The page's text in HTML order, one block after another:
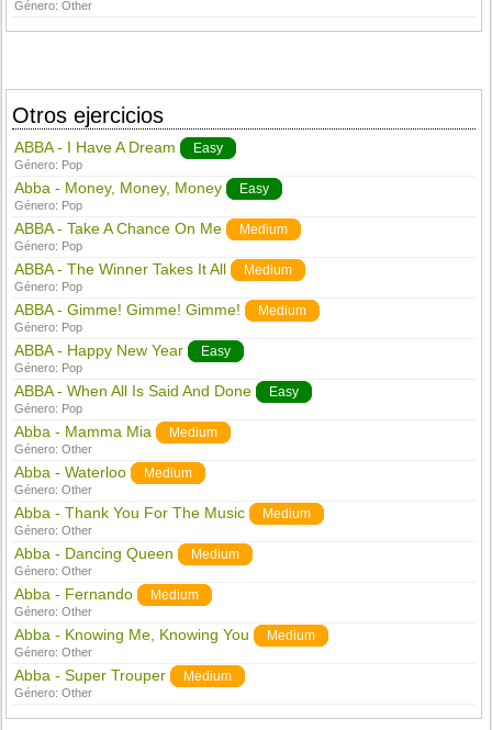
Género:Other
Otros ejercicios
ABBA - I Have A Dream Easy
Género: Pop
Abba - Money, Money, Money Easy
Género: Pop
ABBA - Take A Chance On Me Medium
Género: Pop
ABBA - The Winner Takes It All Medium
Género: Pop
ABBA - Gimme! Gimme! Gimme! Medium
Género: Pop
ABBA - Happy New Year Easy
Género: Pop
ABBA - When All Is Said And Done Easy
Género: Pop
Abba - Mamma Mia Medium
Género:Other
Abba - Waterloo Medium
Género:Other
Abba - Thank You For The Music Medium
Género:Other
Abba - Dancing Queen Medium
Género:Other
Abba - Fernando Medium
Género:Other
Abba - Knowing Me, Knowing You Medium
Género:Other
Abba - Super Trouper Medium
Género:Other